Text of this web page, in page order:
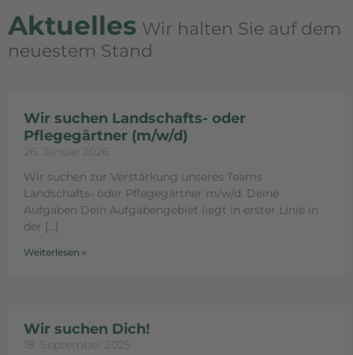
Aktuelles Wir halten Sie auf dem
neuestem Stand
Wir suchen Landschafts- oder
Pflegegärtner (m/w/d)
26. Januar 2026
Wir suchen zur Verstärkung unseres Teams
Landschafts- oder Pflegegärtner m/w/d. Deine
Aufgaben Dein Aufgabengebiet liegt in erster Linie in
der
Weiterlesen »
Wir suchen Dich!
18. September 2025
e
i
e
i